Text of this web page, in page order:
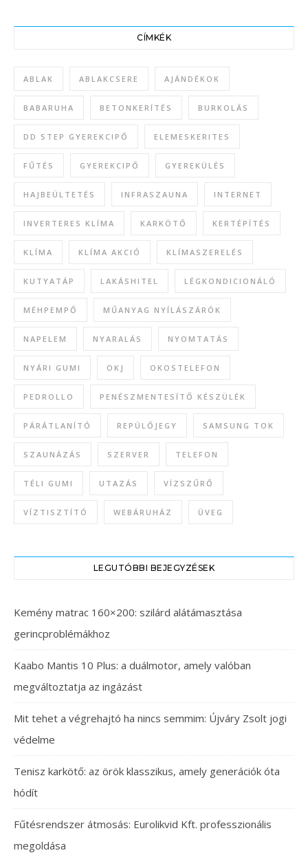
CÍMKÉK
ABLAK ABLAKCSERE AJÁNDÉKOK
BABARUHA BETONKERÍTÉS BURKOLÁS
DD STEP GYEREKCIPŐ ELEMESKERITES
FŰTÉS GYEREKCIPŐ GYEREKÜLÉS
HAJBEÜLTETÉS INFRASZAUNA INTERNET
INVERTERES KLÍMA KARKÖTŐ KERTÉPÍTÉS
KLÍMA KLÍMA AKCIÓ KLÍMASZERELÉS
KUTYATÁP LAKÁSHITEL LÉGKONDICIONÁLÓ
MÉHPEMPŐ MŰANYAG NYÍLÁSZÁRÓK
NAPELEM NYARALÁS NYOMTATÁS
NYÁRI GUMI OKJ OKOSTELEFON
PEDROLLO PENÉSZMENTESÍTŐ KÉSZÜLÉK
PÁRÁTLANÍTÓ REPÜLŐJEGY SAMSUNG TOK
SZAUNÁZÁS SZERVER TELEFON
TÉLI GUMI UTAZÁS VÍZSZŰRŐ
VÍZTISZTÍTÓ WEBÁRUHÁZ ÜVEG
LEGUTÓBBI BEJEGYZÉSEK
Kemény matrac 160×200: szilárd alátámasztása
gerincproblémákhoz
Kaabo Mantis 10 Plus: a duálmotor, amely valóban
megváltoztatja az ingázást
Mit tehet a végrehajtó ha nincs semmim: Újváry Zsolt jogi
védelme
Tenisz karkötő: az örök klasszikus, amely generációk óta
hódít
Fűtésrendszer átmosás: Eurolikvid Kft. professzionális
megoldása